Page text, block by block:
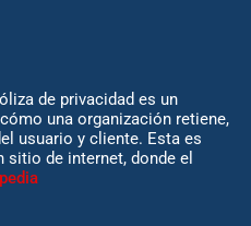
de privacidad es un
una organización retiene,
usuario y cliente. Esta es
sitio de internet, donde el